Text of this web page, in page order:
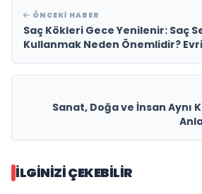
ÖNCEKI HABER
Saç Kökleri Gece Yenilenir: Saç
Kullanmak Neden Önemlidir?
Sanat, Doğa ve İnsan Aynı
İLGINIZI ÇEKEBILIR